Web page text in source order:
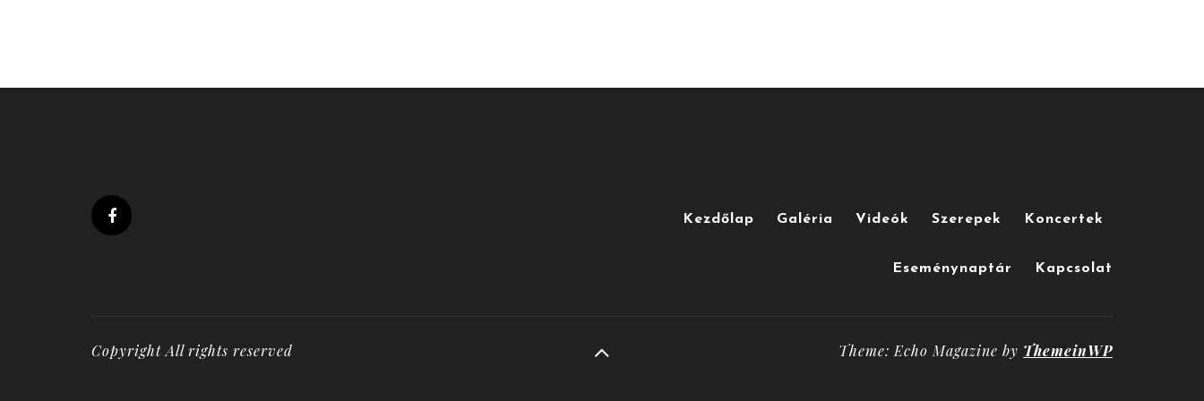
Kezdőlap Galéria Videók Szerepek Koncertek
Eseménynaptár Kapcsolat
Copyright All rights reserved Theme: Echo Magazine by ThemeinWP